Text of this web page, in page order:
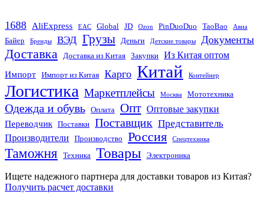
1688 AliExpress EAC Global JD Ozon PinDuoDuo TaoBao Авиа
Байер Бренды ВЭД Грузы Деньги Детские товары Документы
Доставка Доставка из Китая Закупки Из Китая оптом
Импорт Импорт из Китая Карго Китай Контейнер
Логистика Маркетплейсы Москва Мототехника
Одежда и обувь Оплата Опт Оптовые закупки
Переводчик Поставки Поставщик Представитель
Производители Производство Россия Спецтехника
Таможня Техника Товары Электроника
Ищете надежного партнера для доставки товаров из Китая?
Получить расчет доставки